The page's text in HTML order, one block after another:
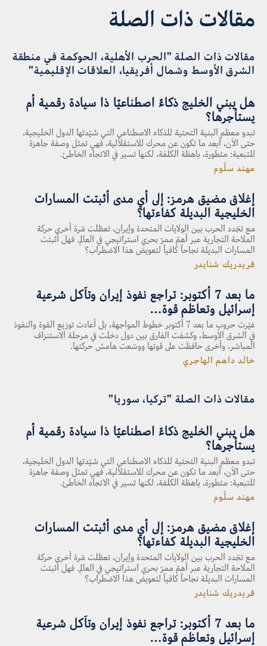
مقالات ذات الصلة
مقالات ذات الصلة "الحرب الأهلية، الحوكمة في منطقة
الشرق الأوسط وشمال أفريقيا، العلاقات الإقليمية"
هل يبني الخليج ذكاءً اصطناعيًا ذا سيادة رقمية أم
يستأجرها؟
تبدو معظم البنية التحتية للذكاء الاصطناعي التي شيّدتها الدول الخليجية،
حتى الآن، أبعد ما تكون عن محرك للاستقلالية، فهي تمثل وصفة جاهزة
للتبعية: متطورة، باهظة الكلفة، لكنها تسير في الاتجاه الخاطئ.
مهند سلّوم
إغلاق مضيق هرمز: إلى أي مدى أثبتت المسارات
الخليجية البديلة كفاءتها؟
مع تجّدد الحرب بين الولايات المتحدة وإيران، تعطّلت مّرة أخرى حركة
الملاحة التجارية عبر أهمّ ممرّ بحري استراتيجي في العالم. فهل أثبتت
المسارات البديلة نجاحاً كافياً لتعويض هذا الاضطراب؟
فريدريك شنايدر
ما بعد 7 أكتوبر: تراجع نفوذ إيران وتآكل شرعية
إسرائيل وتعاظم قوة…
غيّرت حروب ما بعد 7 أكتوبر خطوط المواجهة، بل أعادت توزيع القوة والنفوذ
في الشرق الأوسط، وكشفت الفارق بين دول دخلت في مرحلة الاستنزاف
المباشر، وأخرى حافظت على قوتها ووسّعت هامش حركتها.
خالد داهم الهاجري
مقالات ذات الصلة "تركيا، سوريا"
هل يبني الخليج ذكاءً اصطناعيًا ذا سيادة رقمية أم
يستأجرها؟
تبدو معظم البنية التحتية للذكاء الاصطناعي التي شيّدتها الدول الخليجية،
حتى الآن، أبعد ما تكون عن محرك للاستقلالية، فهي تمثل وصفة جاهزة
للتبعية: متطورة، باهظة الكلفة، لكنها تسير في الاتجاه الخاطئ.
مهند سلّوم
إغلاق مضيق هرمز: إلى أي مدى أثبتت المسارات
الخليجية البديلة كفاءتها؟
مع تجّدد الحرب بين الولايات المتحدة وإيران، تعطّلت مّرة أخرى حركة
الملاحة التجارية عبر أهمّ ممرّ بحري استراتيجي في العالم. فهل أثبتت
المسارات البديلة نجاحاً كافياً لتعويض هذا الاضطراب؟
فريدريك شنايدر
ما بعد 7 أكتوبر: تراجع نفوذ إيران وتآكل شرعية
إسرائيل وتعاظم قوة…